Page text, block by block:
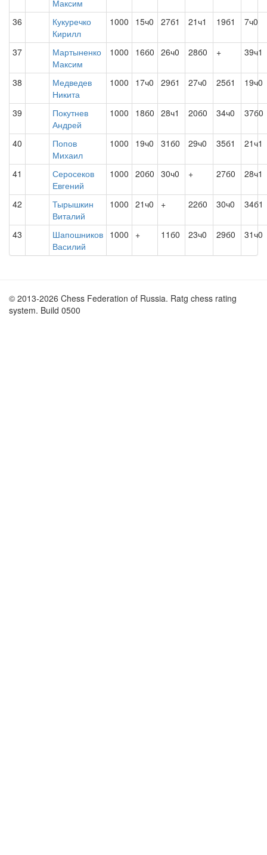
Максим
36
Кукуречко
Кирилл
1000 15ч0 27б1 21ч1 19б1 7ч0
37
Мартыненко
Максим
1000 16б0 26ч0 28б0 + 39ч1
38
Медведев
Никита
1000 17ч0 29б1 27ч0 25б1 19ч0
39
Покутнев
Андрей
1000 18б0 28ч1 20б0 34ч0 37б0
40
Попов
Михаил
1000 19ч0 31б0 29ч0 35б1 21ч1
41
Серосеков
Евгений
1000 20б0 30ч0 + 27б0 28ч1
42
Тырышкин
Виталий
1000 21ч0 + 22б0 30ч0 34б1
43
Шапошников
Василий
1000 + 11б0 23ч0 29б0 31ч0
© 2013-2026 Chess Federation of Russia. Ratg chess rating
system. Build 0500